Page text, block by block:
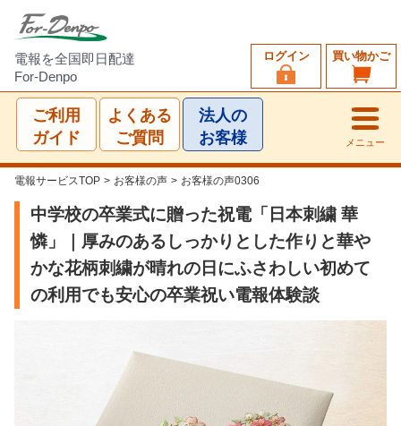
電報を全国即日配達
For-Denpo
買い物かご
ログイン
ご利用
ガイド
よくある
ご質問
法人の
お客様
メニュー
電報サービスTOP > お客様の声 > お客様の声0306
中学校の卒業式に贈った祝電「日本刺繍 華
憐」｜厚みのあるしっかりとした作りと華や
かな花柄刺繍が晴れの日にふさわしい初めて
の利用でも安心の卒業祝い電報体験談